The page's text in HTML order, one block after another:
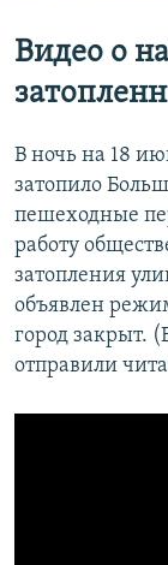
Видео о
В ночь на 18
затопило
пешеходные
работу
затопления
объявлен
город закрыт.
отправили